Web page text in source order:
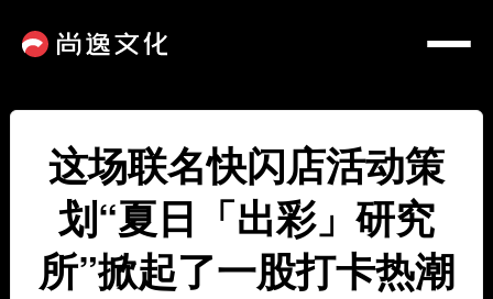
这场联名快闪店活动策
划“夏日「出彩」研究
所”掀起了一股打卡热潮